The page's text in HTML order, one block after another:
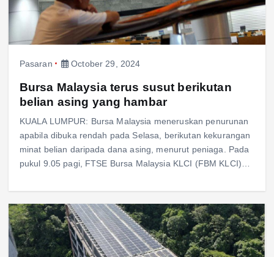
Pasaran October 29, 2024
Bursa Malaysia terus susut berikutan
belian asing yang hambar
KUALA LUMPUR: Bursa Malaysia meneruskan penurunan
apabila dibuka rendah pada Selasa, berikutan kekurangan
minat belian daripada dana asing, menurut peniaga. Pada
pukul 9.05 pagi, FTSE Bursa Malaysia KLCI (FBM KLCI)…